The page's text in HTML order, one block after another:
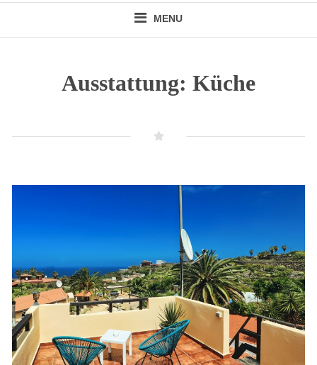
MENU
Ausstattung: Küche